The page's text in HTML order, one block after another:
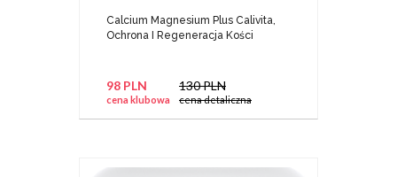
Calcium Magnesium Plus Calivita,
Ochrona I Regeneracja Kości
98 PLN
cena klubowa
130 PLN
cena detaliczna